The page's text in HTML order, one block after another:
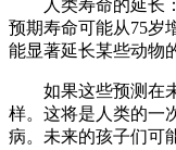
人类寿命的延长：
预期寿命可能从75岁
能显著延长某些动物
如果这些预测在未
样。这将是人类的一
病。未来的孩子们可